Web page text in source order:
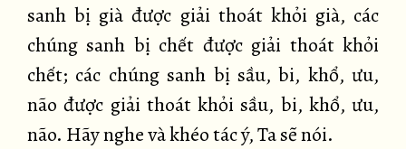
sanh bị già được giải thoát khỏi già, các
chúng sanh bị chết được giải thoát khỏi
chết; các chúng sanh bị sầu, bi, khổ, ưu,
não được giải thoát khỏi sầu, bi, khổ, ưu,
não. Hãy nghe và khéo tác ý, Ta sẽ nói.